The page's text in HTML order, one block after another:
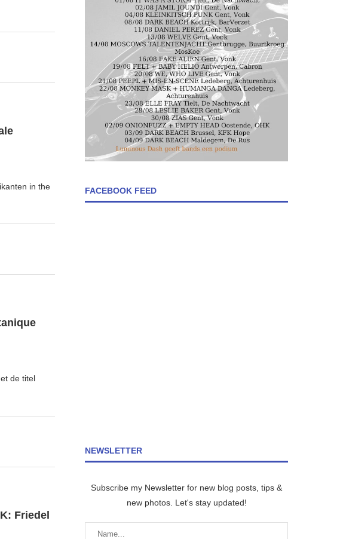
in the
de titel
Friedel
FACEBOOK FEED
NEWSLETTER
Subscribe my Newsletter for new blog posts, tips &
new photos. Let's stay updated!